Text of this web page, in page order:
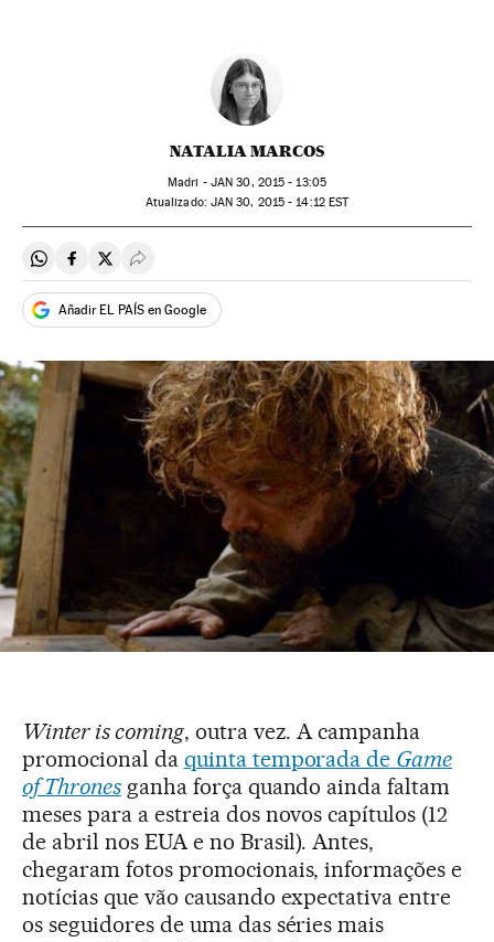
NATALIA MARCOS
Madri - JAN 30, 2015 - 13:05
atualizado: JAN 30, 2015 - 14:12EST
Compartir en Whatsapp
Compartir en Facebook
Compartir en Twitter
Desplegar Redes Sociales
Añadir EL PAÍS en Google
Winter is coming, outra vez. A campanha
promocional da quinta temporada de Game
of Thronesganha força quando ainda faltam
meses para a estreia dos novos capítulos (12
de abril nos EUA e no Brasil). Antes,
chegaram fotos promocionais, informações e
notícias que vão causando expectativa entre
os seguidores de uma das séries mais